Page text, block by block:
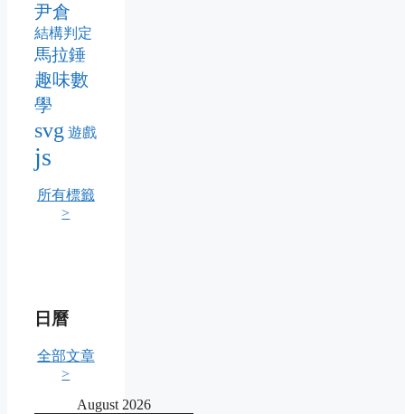
尹倉
結構判定
馬拉錘
趣味數
學
svg 遊戲
js
所有標籤
>
日曆
全部文章
>
August 2026